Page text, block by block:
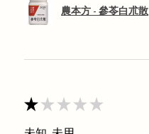
農本方 - 參苓白朮散
★★★★★